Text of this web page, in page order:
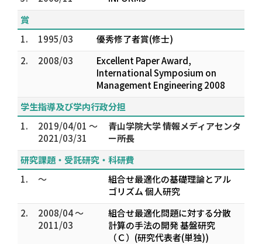
賞
1.
1995/03
優秀修了者賞(修士)
2.
2008/03
Excellent Paper Award,
International Symposium on
Management Engineering 2008
学生指導及び学内行政分担
1.
2019/04/01 ～
2021/03/31
青山学院大学 情報メディアセンタ
ー所長
研究課題・受託研究・科研費
1.
～
組合せ最適化の基礎理論とアル
ゴリズム 個人研究
2.
2008/04 ～
2011/03
組合せ最適化問題に対する分散
計算の手法の開発 基盤研究
（Ｃ）(研究代表者(単独))